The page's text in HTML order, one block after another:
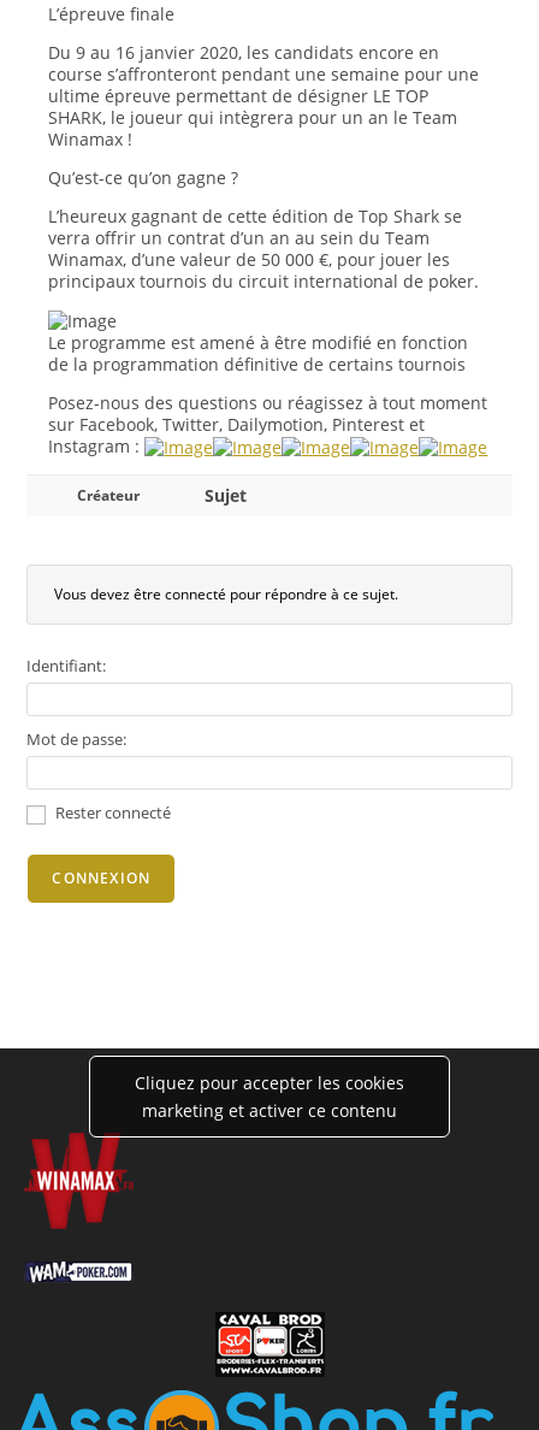
L’épreuve finale
Du 9 au 16 janvier 2020, les candidats encore en
course s’affronteront pendant une semaine pour une
ultime épreuve permettant de désigner LE TOP
SHARK, le joueur qui intègrera pour un an le Team
Winamax !
Qu’est-ce qu’on gagne ?
L’heureux gagnant de cette édition de Top Shark se
verra offrir un contrat d’un an au sein du Team
Winamax, d’une valeur de 50 000 €, pour jouer les
principaux tournois du circuit international de poker.
Le programme est amené à être modifié en fonction
de la programmation définitive de certains tournois
Posez-nous des questions ou réagissez à tout moment
sur Facebook, Twitter, Dailymotion, Pinterest et
Instagram :
Créateur Sujet
Vous devez être connecté pour répondre à ce sujet.
Identifiant:
Mot de passe:
Rester connecté
CONNEXION
Cliquez pour accepter les cookies
marketing et activer ce contenu